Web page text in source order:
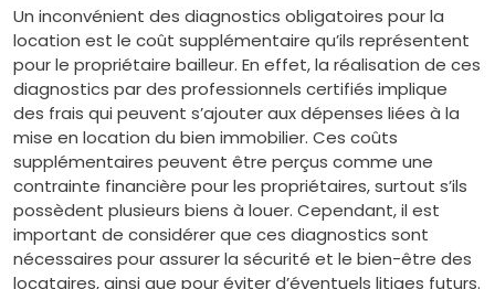
Un inconvénient des diagnostics obligatoires pour la
location est le coût supplémentaire qu’ils représentent
pour le propriétaire bailleur. En effet, la réalisation de ces
diagnostics par des professionnels certifiés implique
des frais qui peuvent s’ajouter aux dépenses liées à la
mise en location du bien immobilier. Ces coûts
supplémentaires peuvent être perçus comme une
contrainte financière pour les propriétaires, surtout s’ils
possèdent plusieurs biens à louer. Cependant, il est
important de considérer que ces diagnostics sont
nécessaires pour assurer la sécurité et le bien-être des
locataires, ainsi que pour éviter d’éventuels litiges futurs.